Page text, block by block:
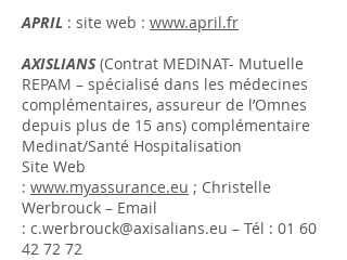
APRIL : site web : www.april.fr
AXISLIANS(Contrat MEDINAT- Mutuelle
REPAM – spécialisé dans les médecines
complémentaires, assureur de l’Omnes
depuis plus de 15 ans) complémentaire
Medinat/Santé Hospitalisation
Site Web
: www.myassurance.eu ; Christelle
Werbrouck – Email
: c.werbrouck@axisalians.eu – Tél : 01 60
42 72 72